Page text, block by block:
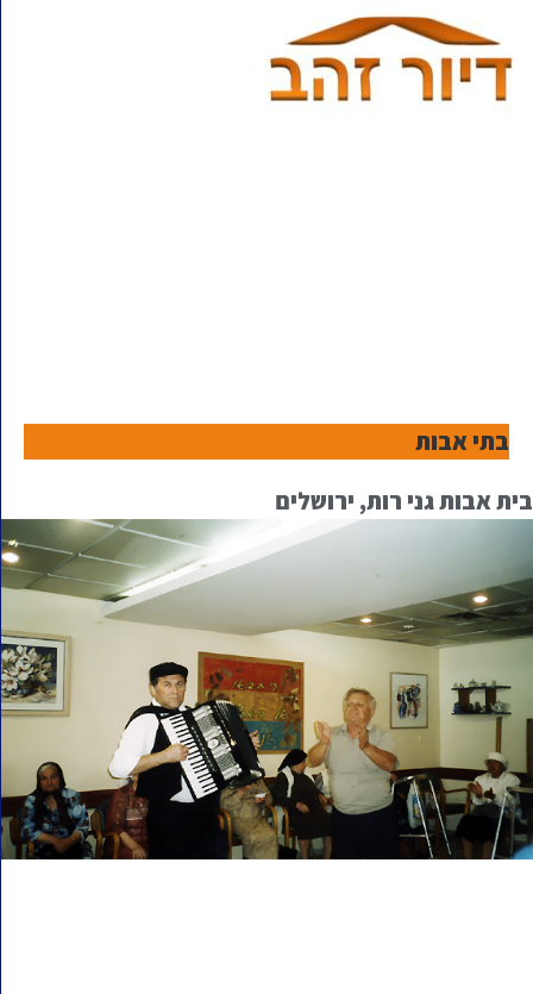
בתי אבות
בית אבות גני רות, ירושלים